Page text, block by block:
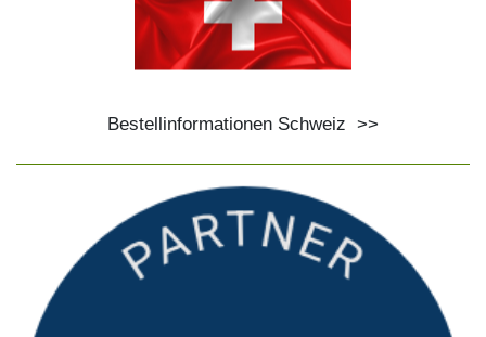
Bestellinformationen Schweiz >>